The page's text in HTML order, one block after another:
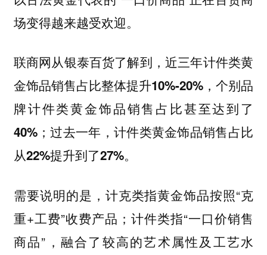
场变得越来越受欢迎。
联商网从银泰百货了解到，近三年计件类黄
金饰品销售占比整体提升10%-20%，个别品
牌计件类黄金饰品销售占比甚至达到了
40%；过去一年，计件类黄金饰品销售占比
从22%提升到了27%。
需要说明的是，计克类指黄金饰品按照“克
重+工费”收费产品；计件类指“一口价销售
商品”，融合了较高的艺术属性及工艺水